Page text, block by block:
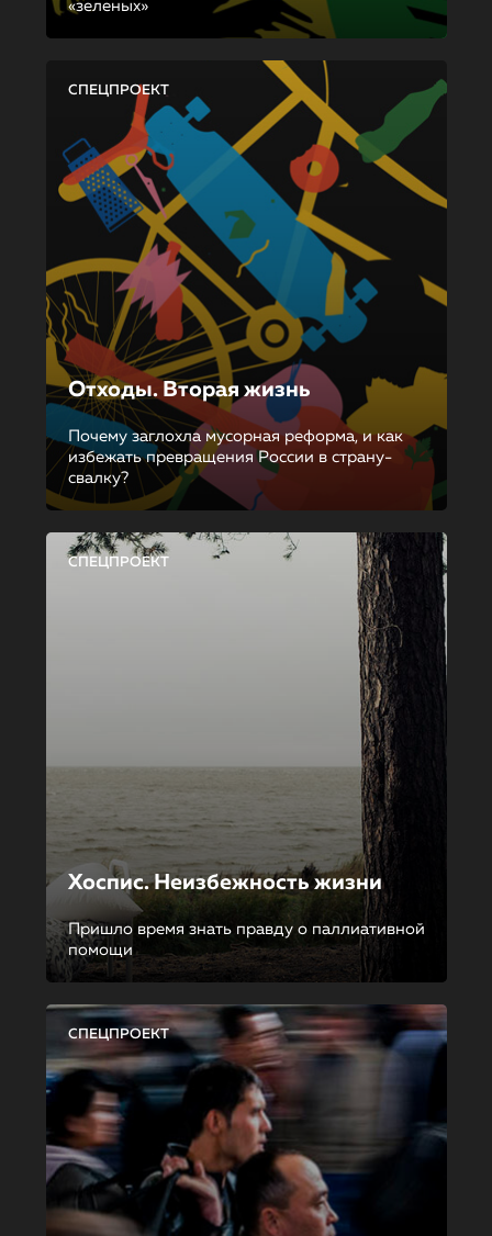
«зеленых»
СПЕЦПРОЕКТ
Отходы. Вторая жизнь
Почему заглохла мусорная реформа, и как
избежать превращения России в страну-
свалку?
СПЕЦПРОЕКТ
Хоспис. Неизбежность жизни
Пришло время знать правду о паллиативной
помощи
СПЕЦПРОЕКТ